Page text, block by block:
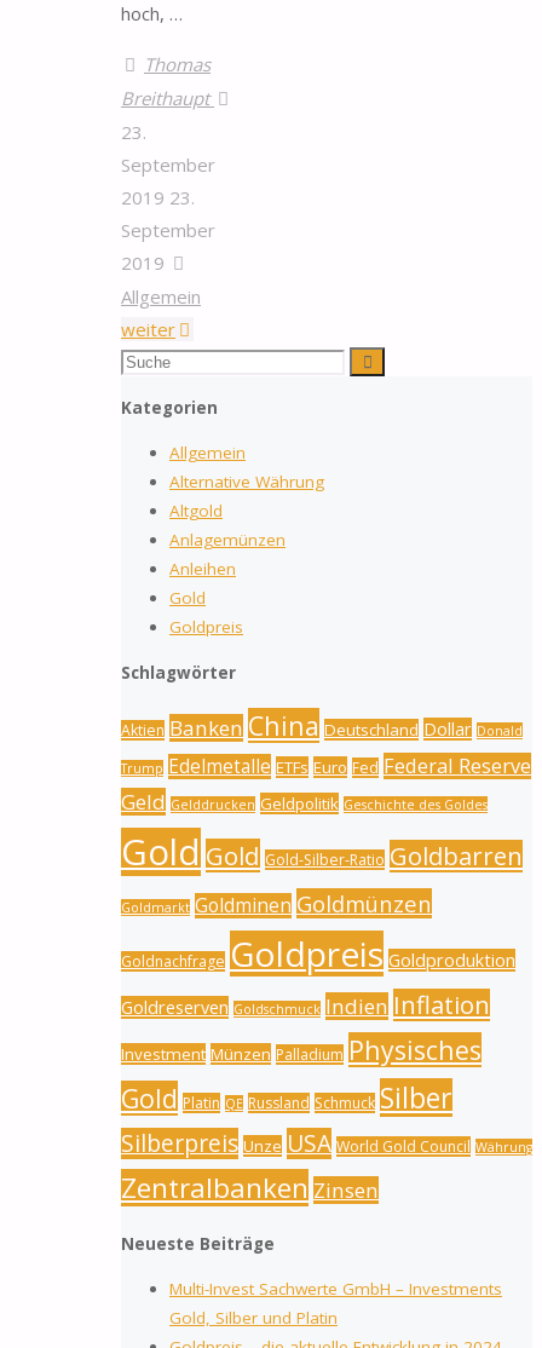
hoch, …
Thomas
Breithaupt
23.
September
2019 23.
September
2019
Allgemein
weiter"Lagern
Zuhause!"
Suchen
Suche
Kategorien
Allgemein
Alternative Währung
Altgold
Anlagemünzen
Anleihen
Gold
Goldpreis
Schlagwörter
Aktien Banken China Deutschland Dollar Donald
Trump Edelmetalle ETFs Euro Fed Federal Reserve
Geld Gelddrucken Geldpolitik Geschichte des Goldes
Gold Gold Gold-Silber-Ratio Goldbarren
Goldmarkt Goldminen Goldmünzen
Goldnachfrage Goldpreis Goldproduktion
Goldreserven Goldschmuck Indien Inflation
Investment Münzen Palladium Physisches
Gold Platin QE Russland Schmuck Silber
Silberpreis Unze USA World Gold Council Währung
Zentralbanken Zinsen
Neueste Beiträge
Multi-Invest Sachwerte GmbH – Investments
Gold, Silber und Platin